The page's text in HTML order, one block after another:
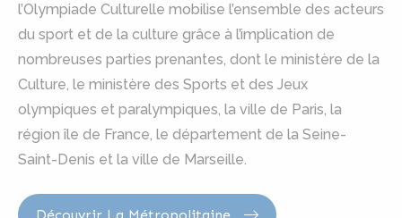
l’Olympiade Culturelle mobilise l’ensemble des acteurs
du sport et de la culture grâce à l’implication de
nombreuses parties prenantes, dont le ministère de la
Culture, le ministère des Sports et des Jeux
olympiques et paralympiques, la ville de Paris, la
région île de France, le département de la Seine-
Saint-Denis et la ville de Marseille.